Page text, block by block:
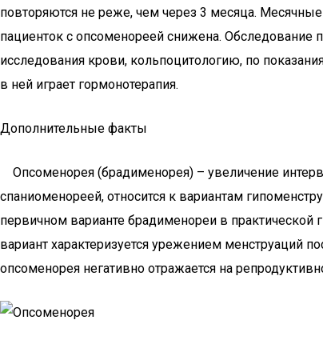
повторяются не реже, чем через 3 месяца.
пациенток с опсоменореей снижена. Обследование
исследования крови, кольпоцитологию, по
в ней играет гормонотерапия.
Дополнительные факты
Опсоменорея (брадименорея) – увеличение
спаниоменореей, относится к вариантам
первичном варианте брадименореи в практической
вариант характеризуется урежением менструаций
опсоменорея негативно отражается на